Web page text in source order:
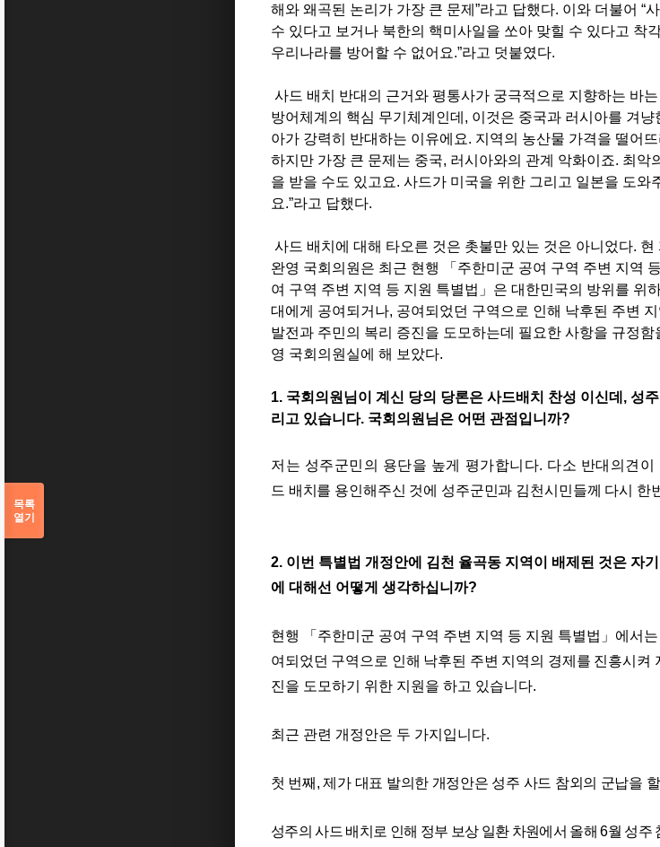
해와 왜곡된 논리가 가장 큰 문제 ”라고 답했다. 이와 더불어 “
수 있다고 보거나 북한의 핵미사일을 쏘아 맞힐 수 있다고 착
우리나라를 방어할 수 없어요.”라고 덧붙였다.
사드 배치 반대의 근거와 평통사가 궁극적으로 지향하는 바
방어체계의 핵심 무기체계인데 , 이것은 중국과 러시아를 겨냥
아가 강력히 반대하는 이유에요. 지역의 농산물 가격을 떨어
하지만 가장 큰 문제는 중국, 러시아와의 관계 악화이죠. 최악
을 받을 수도 있고요. 사드가 미국을 위한 그리고 일본을 도와
요.”라고 답했다.
사드 배치에 대해 타오른 것은 촛불만 있는 것은 아니었다. 현
완영 국회의원은 최근 현행
「 주한미군 공여 구역 주변 지역
여 구역 주변 지역 등 지원 특별법 」은 대한민국의 방위를 위
대에게 공여되거나, 공여되었던 구역으로 인해 낙후된 주변
발전과 주민의 복리 증진을 도모하는데 필요한 사항을 규정
영 국회의원실에 해 보았다.
1. 국회의원님이 계신 당의 당론은 사드배치 찬성 이신데 , 성
리고 있습니다. 국회의원님은 어떤 관점입니까?
저는 성주군민의 용단을 높게 평가합니다. 다소 반대의견이
드 배치를 용인해주신 것에 성주군민과 김천시민들께 다시 한
2. 이번 특별법 개정안에 김천 율곡동 지역이 배제된 것은 자
에 대해선 어떻게 생각하십니까?
현행 「 주한미군 공여 구역 주변 지역 등 지원 특별법 」 에서
여되었던 구역으로 인해 낙후된 주변 지역의 경제를 진흥시켜
진을 도모하기 위한 지원을 하고 있습니다.
최근 관련 개정안은 두 가지입니다.
첫 번째 ,제가 대표 발의한 개정안은 성주 사드 참외의 군납을
성주의 사드 배치로 인해 정부 보상 일환 차원에서 올해6월 성주
목록
열기